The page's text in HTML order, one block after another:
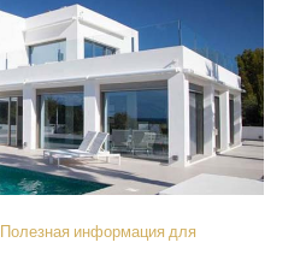
Полезная информация для